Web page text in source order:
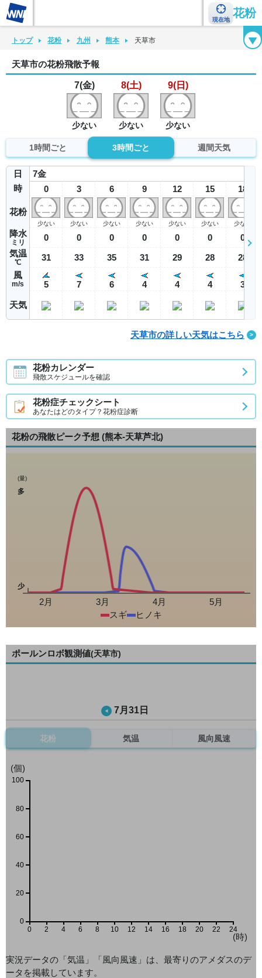
現在地
花粉
花粉カレンダー 花粉図鑑 花粉症チェックシート 花粉症ハンドブック
トップ 花粉 九州 熊本 天草市
天草市の花粉飛散予報
7(金)
少ない
8(土)
少ない
9(日)
少ない
1時間ごと 3時間ごと 週間天気
日
時
花粉
降水
ミリ
気温
℃
風
m/s
天気
7金
0
少ない
0
31
5
3
少ない
0
33
7
6
少ない
0
35
6
9
少ない
0
31
4
12
少ない
0
29
4
15
少ない
0
28
4
18
少ない
0
28
3
天草市の詳しい天気はこちら
花粉カレンダー
飛散スケジュールを確認
花粉症チェックシート
あなたはどのタイプ？花粉症診断
花粉の飛散ピーク予想 (熊本-天草芦北)
(量)
多
少
2月 3月 4月
5月
スギ
ヒノキ
ポールンロボ観測値(天草市)
7月31日
花粉 気温 風向風速
0 2 4 6 8 10 12 14 16 18 20 22 24
(個)
(時)
0
20
40
60
80
100
実況データの「気温」「風向風速」は、最寄りのアメダスのデ
ータを掲載しています。